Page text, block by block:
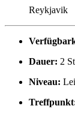
Reykjavik
Dauer: 2
Niveau: